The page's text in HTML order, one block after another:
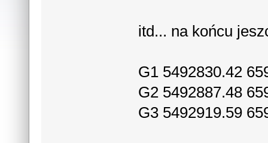
itd... na końcu
G1 5492830.42
G2 5492887.48
G3 5492919.59